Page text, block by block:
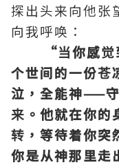
探出头来向他张
向我呼唤：
“当你感觉到
个世间的一份苍
泣，全能神——
来。他就在你的
转，等待着你突
你是从神那里走